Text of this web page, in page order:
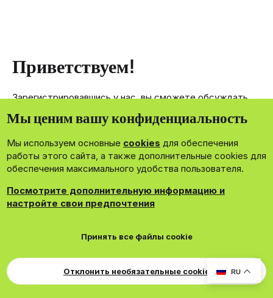
RU
Приветствуем!
Зарегистрировавшись у нас, вы сможете обсуждать,
членам нашего сообщества.
Зарегистрироваться сейчас!
DohTheme
Cookies Russian Обратная связь
Поддержка
Для правообладателей
EN Soundmain
Условия и правила
Политика конфиденциальности
Мы ценим вашу конфиденциальность
Мы используем основные cookies для обеспечения
работы этого сайта, а также дополнительные cookies для
обеспечения максимального удобства пользователя.
Посмотрите дополнительную информацию и
настройте свои предпочтения
Принять все файлы cookie
Отклонить необязательные cookie